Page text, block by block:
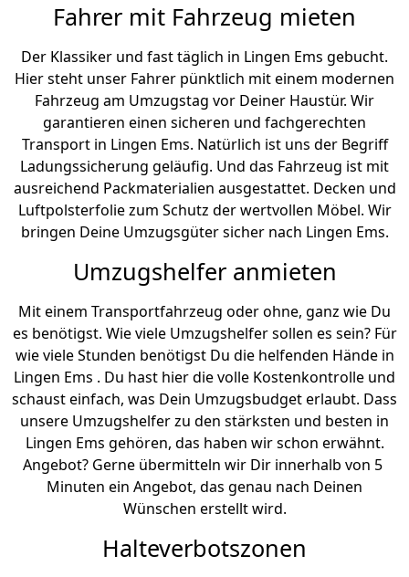
Fahrer mit Fahrzeug mieten
Der Klassiker und fast täglich in Lingen Ems gebucht.
Hier steht unser Fahrer pünktlich mit einem modernen
Fahrzeug am Umzugstag vor Deiner Haustür. Wir
garantieren einen sicheren und fachgerechten
Transport in Lingen Ems. Natürlich ist uns der Begriff
Ladungssicherung geläufig. Und das Fahrzeug ist mit
ausreichend Packmaterialien ausgestattet. Decken und
Luftpolsterfolie zum Schutz der wertvollen Möbel. Wir
bringen Deine Umzugsgüter sicher nach Lingen Ems.
Umzugshelfer anmieten
Mit einem Transportfahrzeug oder ohne, ganz wie Du
es benötigst. Wie viele Umzugshelfer sollen es sein? Für
wie viele Stunden benötigst Du die helfenden Hände in
Lingen Ems . Du hast hier die volle Kostenkontrolle und
schaust einfach, was Dein Umzugsbudget erlaubt. Dass
unsere Umzugshelfer zu den stärksten und besten in
Lingen Ems gehören, das haben wir schon erwähnt.
Angebot? Gerne übermitteln wir Dir innerhalb von 5
Minuten ein Angebot, das genau nach Deinen
Wünschen erstellt wird.
Halteverbotszonen